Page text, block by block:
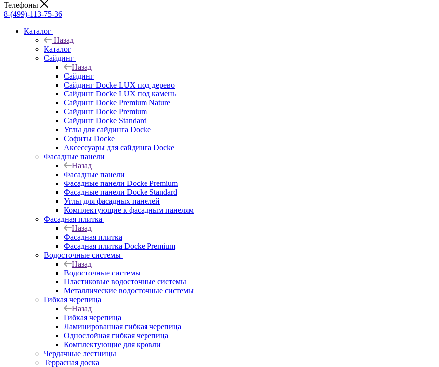
Телефоны
8-(499)-113-75-36
Каталог
Назад
Каталог
Сайдинг
Назад
Сайдинг
Сайдинг Docke LUX под дерево
Сайдинг Docke LUX под камень
Сайдинг Docke Premium Nature
Сайдинг Docke Premium
Сайдинг Docke Standard
Углы для сайдинга Docke
Софиты Docke
Аксессуары для сайдинга Docke
Фасадные панели
Назад
Фасадные панели
Фасадные панели Docke Premium
Фасадные панели Docke Standard
Углы для фасадных панелей
Комплектующие к фасадным панелям
Фасадная плитка
Назад
Фасадная плитка
Фасадная плитка Docke Premium
Водосточные системы
Назад
Водосточные системы
Пластиковые водосточные системы
Металлические водосточные системы
Гибкая черепица
Назад
Гибкая черепица
Ламинированная гибкая черепица
Однослойная гибкая черепица
Комплектующие для кровли
Чердачные лестницы
Террасная доска